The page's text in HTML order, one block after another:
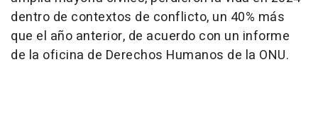
dentro de contextos de conflicto, un 40% más
que el año anterior, de acuerdo con un informe
de la oficina de Derechos Humanos de la ONU.